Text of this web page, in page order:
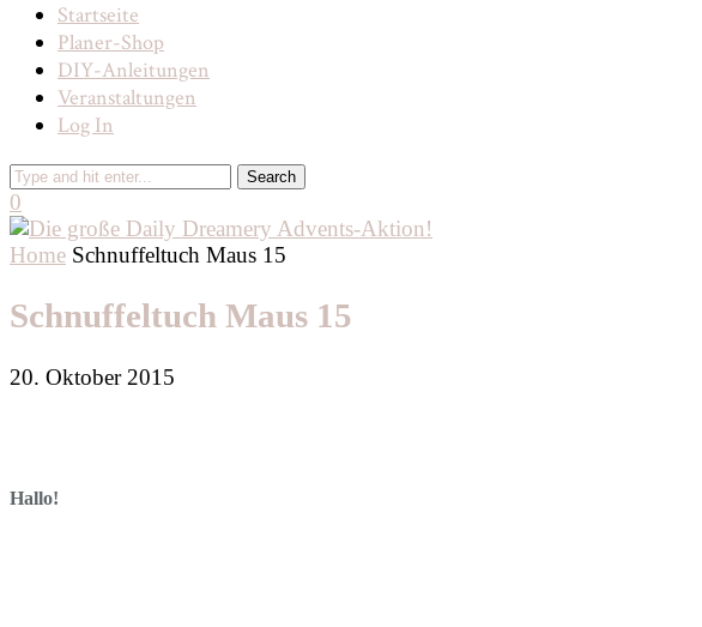
Startseite
Planer-Shop
DIY-Anleitungen
Veranstaltungen
Log In
0
Home Schnuffeltuch Maus 15
Schnuffeltuch Maus 15
20. Oktober 2015
Hallo!